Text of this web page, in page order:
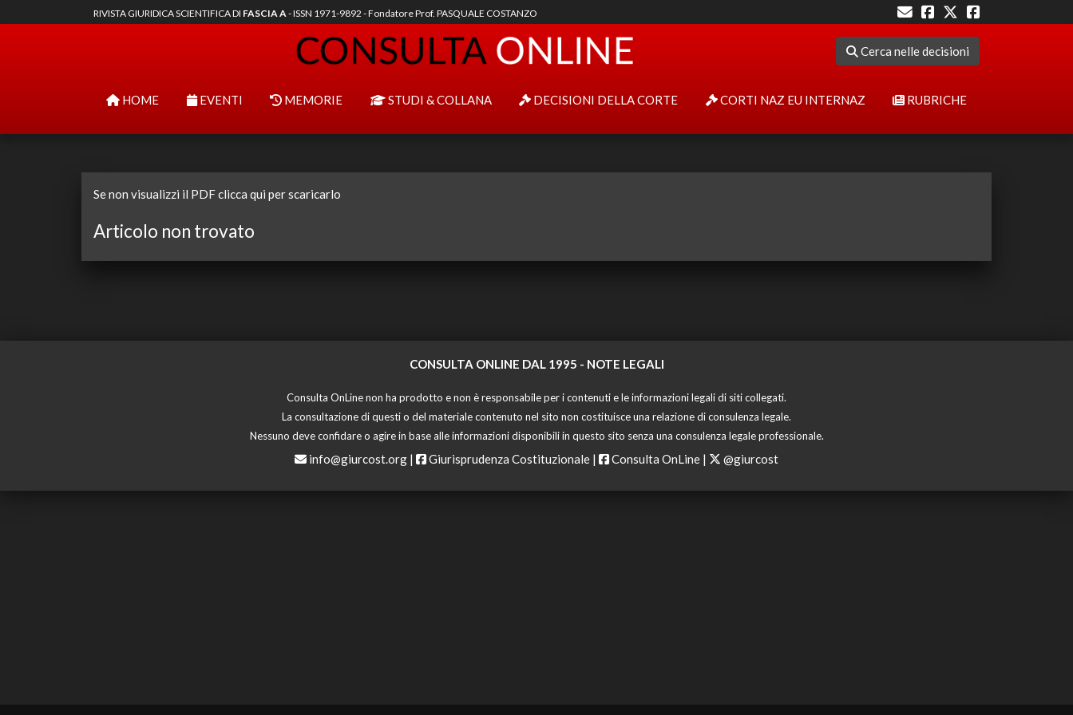
RIVISTA GIURIDICA SCIENTIFICA DI FASCIA A- ISSN 1971-9892 - Fondatore Prof. PASQUALE COSTANZO
Cerca nelle decisioni
HOME EVENTI MEMORIE STUDI & COLLANA DECISIONI DELLA CORTE CORTI NAZ EU INTERNAZ RUBRICHE
Se non visualizzi il PDF clicca qui per scaricarlo
Articolo non trovato
CONSULTA ONLINE DAL 1995 - NOTE LEGALI
Consulta OnLine non ha prodotto e non è responsabile per i contenuti e le informazioni legali di siti collegati.
La consultazione di questi o del materiale contenuto nel sito non costituisce una relazione di consulenza legale.
Nessuno deve confidare o agire in base alle informazioni disponibili in questo sito senza una consulenza legale professionale.
info@giurcost.org | Giurisprudenza Costituzionale | Consulta OnLine | @giurcost